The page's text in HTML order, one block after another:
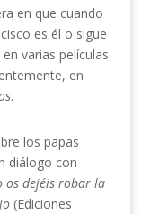
en que cuando
es él o sigue
varias películas
en
.
los papas
diálogo con
os dejéis robar la
(Ediciones